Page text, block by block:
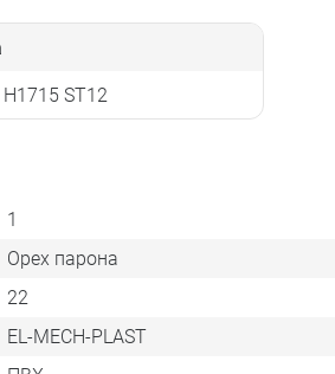
ST12
1
Орех парона
22
EL-MECH-PLAST